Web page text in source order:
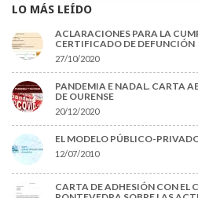
LO MÁS LEÍDO
ACLARACIONES PARA LA
CERTIFICADO DE DEFUNCIÓN
27/10/2020
PANDEMIA E NADAL. CARTA
DE OURENSE
20/12/2020
EL MODELO PÚBLICO-
12/07/2010
CARTA DE ADHESIÓN CON EL